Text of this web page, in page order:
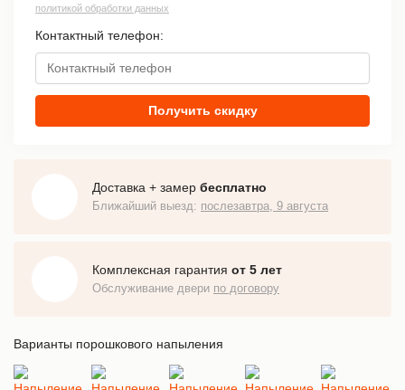
политикой обработки данных
Контактный телефон:
Получить скидку
Доставка + замер бесплатно
Ближайший выезд: послезавтра, 9 августа
Комплексная гарантия от 5 лет
Обслуживание двери по договору
Варианты порошкового напыления